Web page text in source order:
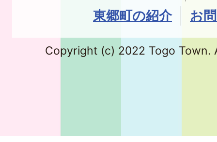
東郷町の紹介
お
Copyright (c) 2022 Togo Town.